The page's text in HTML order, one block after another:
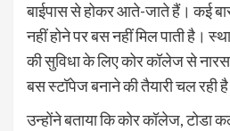
बाईपास से होकर आते-जाते हैं। कई
नहीं होने पर बस नहीं मिल पाती है।
की सुविधा के लिए कोर कॉलेज से
बस स्टॉपेज बनाने की तैयारी चल रही
उन्होंने बताया कि कोर कॉलेज, टोडा